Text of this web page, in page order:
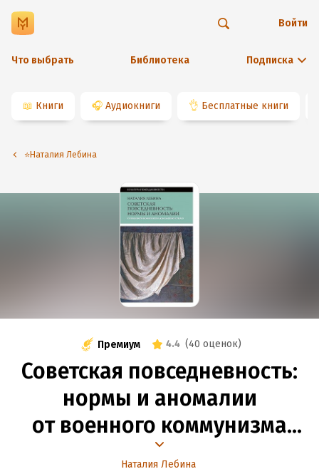
Что выбрать Библиотека Подписка
Войти
📖 Книги 🎧 Аудиокниги 👌 Бесплатные книги
⭐️Наталия Лебина
Премиум 4.4 (40 оценок)
Советская повседневность:
нормы и аномалии
от военного коммунизма
к большому стилю
Наталия Лебина